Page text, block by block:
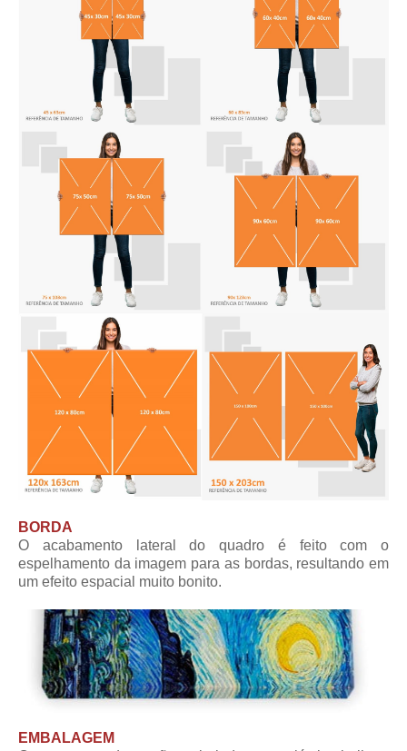
BORDA
O acabamento lateral do quadro é feito com o
espelhamento da imagem para as bordas, resultando em
um efeito espacial muito bonito.
EMBALAGEM